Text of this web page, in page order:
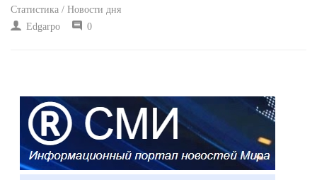
Статистика / Новости дня
Edgarpo
0